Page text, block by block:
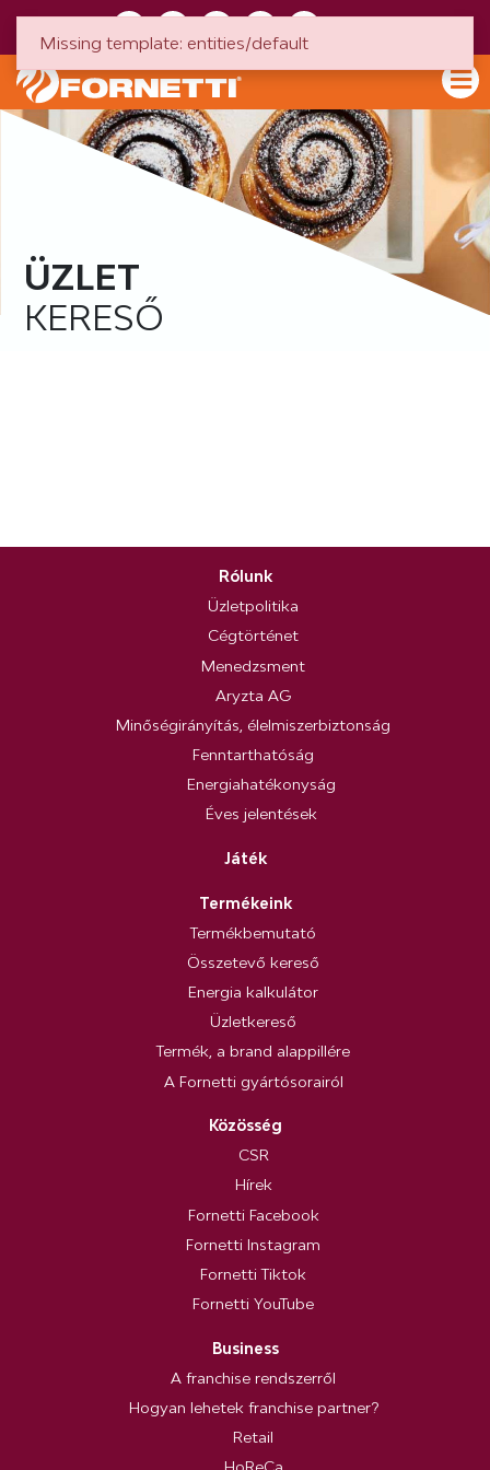
ÜZLET
KERESŐ
Rólunk
Üzletpolitika
Cégtörténet
Menedzsment
Aryzta AG
Minőségirányítás, élelmiszerbiztonság
Fenntarthatóság
Energiahatékonyság
Éves jelentések
Játék
Termékeink
Termékbemutató
Összetevő kereső
Energia kalkulátor
Üzletkereső
Termék, a brand alappillére
A Fornetti gyártósorairól
Közösség
CSR
Hírek
Fornetti Facebook
Fornetti Instagram
Fornetti Tiktok
Fornetti YouTube
Business
A franchise rendszerről
Hogyan lehetek franchise partner?
Retail
Missing template: entities/default